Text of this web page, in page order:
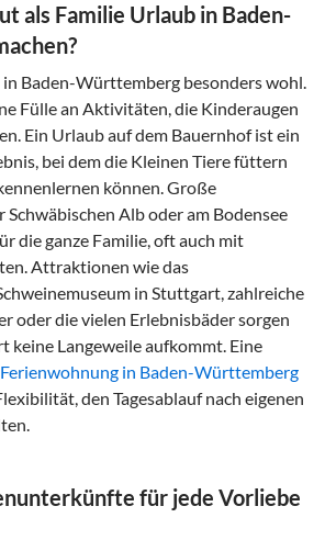
als Familie Urlaub in Baden-
Baden-Württemberg besonders wohl.
Fülle an Aktivitäten, die Kinderaugen
Ein Urlaub auf dem Bauernhof ist ein
bei dem die Kleinen Tiere füttern
können. Große
Schwäbischen Alb oder am Bodensee
die ganze Familie, oft auch mit
Attraktionen wie das
in Stuttgart, zahlreiche
oder die vielen Erlebnisbäder sorgen
keine Langeweile aufkommt. Eine
in Baden-Württemberg
den Tagesablauf nach eigenen
für jede Vorliebe